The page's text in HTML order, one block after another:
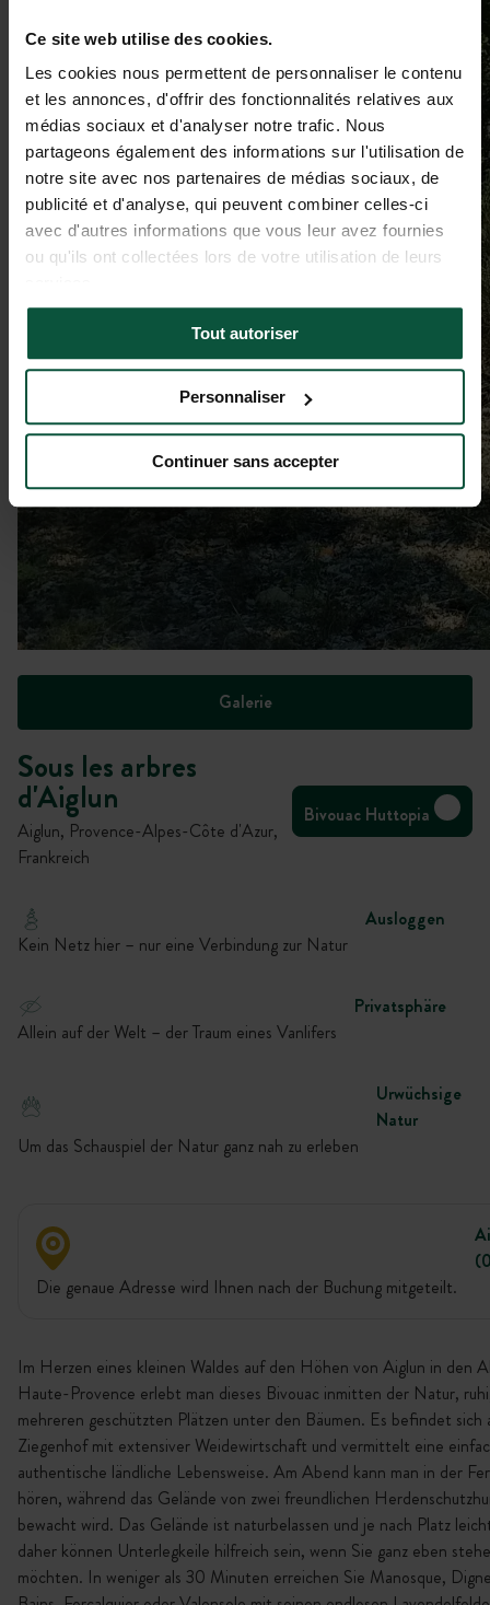
Ce site web utilise des cookies.
Les cookies nous permettent de personnaliser le contenu
et les annonces, d'offrir des fonctionnalités relatives aux
médias sociaux et d'analyser notre trafic. Nous
partageons également des informations sur l'utilisation de
notre site avec nos partenaires de médias sociaux, de
publicité et d'analyse, qui peuvent combiner celles-ci
avec d'autres informations que vous leur avez fournies
ou qu'ils ont collectées lors de votre utilisation de leurs
Tout autoriser
Personnaliser
Continuer sans accepter
Galerie
Sous les arbres
d'Aiglun
Aiglun, Provence-Alpes-Côte d'Azur,
Frankreich
Bivouac Huttopia
Ausloggen
Kein Netz hier – nur eine Verbindung zur Natur
Privatsphäre
Allein auf der Welt – der Traum eines Vanlifers
Urwüchsige
Natur
Um das Schauspiel der Natur ganz nah zu erleben
Die genaue Adresse wird Ihnen nach der Buchung mitgeteilt.
Im Herzen eines kleinen Waldes auf den Höhen von Aiglun in den
Haute-Provence erlebt man dieses Bivouac inmitten der Natur,
mehreren geschützten Plätzen unter den Bäumen. Es befindet sich
Ziegenhof mit extensiver Weidewirtschaft und vermittelt eine
authentische ländliche Lebensweise. Am Abend kann man in der
hören, während das Gelände von zwei freundlichen
bewacht wird. Das Gelände ist naturbelassen und je nach Platz
daher können Unterlegkeile hilfreich sein, wenn Sie ganz eben
möchten. In weniger als 30 Minuten erreichen Sie Manosque,